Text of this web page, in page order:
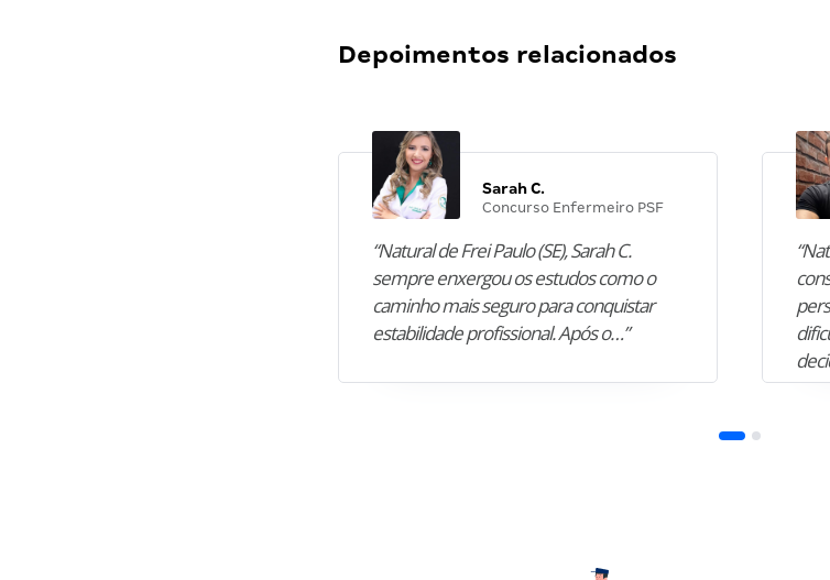
Depoimentos relacionados
Sarah C.
Concurso Enfermeiro PSF
“Natural de Frei Paulo (SE), Sarah C.
sempre enxergou os estudos como o
caminho mais seguro para conquistar
estabilidade profissional. Após o…”